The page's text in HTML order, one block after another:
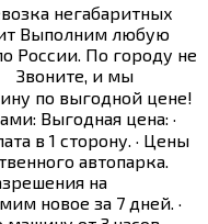
негабаритных
Выполним любую
России. По городу не
Звоните, и мы
по выгодной цене!
Выгодная цена: ·
в 1 сторону. · Цены
автопарка.
на
новое за 7 дней. ·